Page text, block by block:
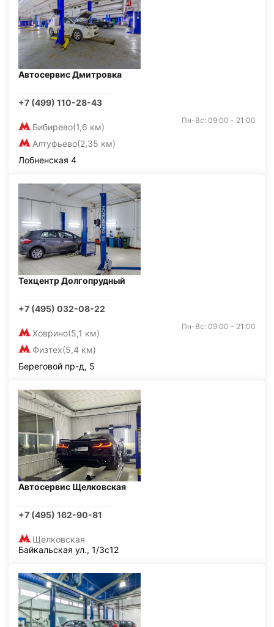
Автосервис Дмитровка
+7 (499) 110-28-43
Бибирево(1,6 км)
Алтуфьево(2,35 км)
Пн-Вс: 09:00 - 21:00
Лобненская 4
Техцентр Долгопрудный
+7 (495) 032-08-22
Ховрино(5,1 км)
Физтех(5,4 км)
Пн-Вс: 09:00 - 21:00
Береговой пр-д, 5
Автосервис Щелковская
+7 (495) 162-90-81
Щелковская
Байкальская ул., 1/3с12